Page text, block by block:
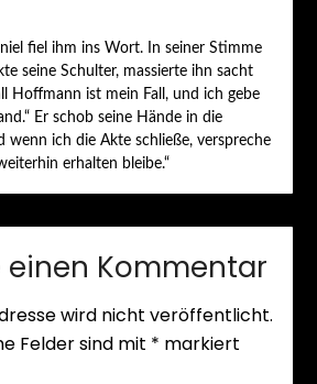
fiel ihm ins Wort. In seiner Stimme
seine Schulter, massierte ihn sacht
Hoffmann ist mein Fall, und ich gebe
Er schob seine Hände in die
wenn ich die Akte schließe, verspreche
erhalten bleibe.“
einen Kommentar
wird nicht veröffentlicht.
Felder sind mit * markiert